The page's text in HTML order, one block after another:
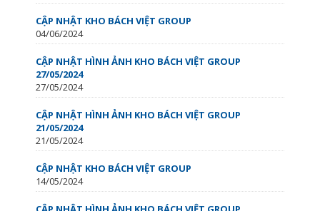
CẬP NHẬT KHO BÁCH VIỆT GROUP
04/06/2024
CẬP NHẬT HÌNH ẢNH KHO BÁCH VIỆT GROUP
27/05/2024
27/05/2024
CẬP NHẬT HÌNH ẢNH KHO BÁCH VIỆT GROUP
21/05/2024
21/05/2024
CẬP NHẬT KHO BÁCH VIỆT GROUP
14/05/2024